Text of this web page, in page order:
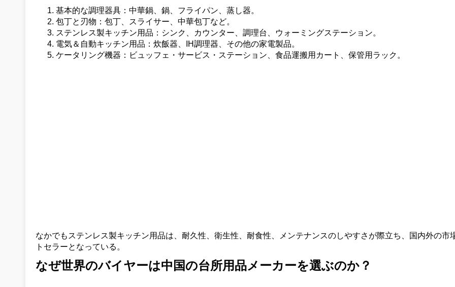
基本的な調理器具：中華鍋、鍋、フライパン、蒸し器。
包丁と刃物：包丁、スライサー、中華包丁など。
ステンレス製キッチン用品：シンク、カウンター、調理台、ウォーミングステーション。
電気＆自動キッチン用品：炊飯器、IH調理器、その他の家電製品。
ケータリング機器：ビュッフェ・サービス・ステーション、食品運搬用カート、保管用ラック。
なかでもステンレス製キッチン用品は、耐久性、衛生性、耐食性、メンテナンスのしやすさが際立ち、国内外の市
トセラーとなっている。
なぜ世界のバイヤーは中国の台所用品メーカーを選ぶのか？